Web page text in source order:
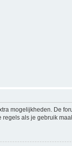
mogelijkheden. De
als je gebruik